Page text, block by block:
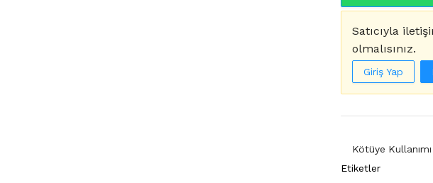
Satıcıyla
olmalısınız.
Giriş Yap
Kötüye
Etiketler